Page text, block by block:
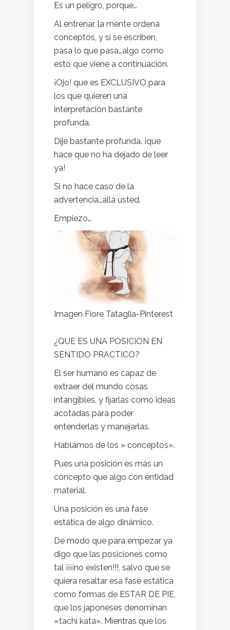
Es un peligro, porque…
Al entrenar, la mente ordena
conceptos, y si se escriben,
pasa lo que pasa…algo como
esto que viene a continuación.
¡Ojo! que es EXCLUSIVO para
los que quieren una
interpretación bastante
profunda.
Dije bastante profunda. ¡que
hace que no ha dejado de leer
ya!
Si no hace caso de la
advertencia…allá usted.
Empiezo…
Imagen Fiore Tataglia-Pinterest
¿QUE ES UNA POSICION EN
SENTIDO PRACTICO?
El ser humano es capaz de
extraer del mundo cosas
intangibles, y fijarlas como ideas
acotadas para poder
entenderlas y manejarlas.
Hablamos de los » conceptos».
Pues una posición es más un
concepto que algo con entidad
material.
Una posición es una fase
estática de algo dinámico.
De modo que para empezar ya
digo que las posiciones como
tal ¡¡¡¡no existen!!!, salvo que se
quiera resaltar esa fase estática
como formas de ESTAR DE PIE,
que los japoneses denominan
«tachi kata». Mientras que los